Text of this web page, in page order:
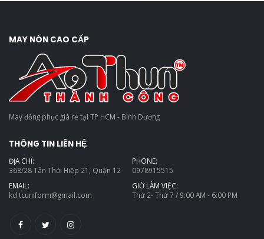
MAY NÓN CAO CẤP
May đồng phục giá rẻ tại TP HCM - Bình Dương
THÔNG TIN LIÊN HỆ
ĐỊA CHỈ:
368/28 Tân Thới Hiệp 21, Quận 12
PHONE:
0978915515
EMAIL:
kd.tcuniform@gmail.com
GIỜ LÀM VIỆC:
Thứ 2- Thứ 7 / 9:00 AM - 6:00 PM